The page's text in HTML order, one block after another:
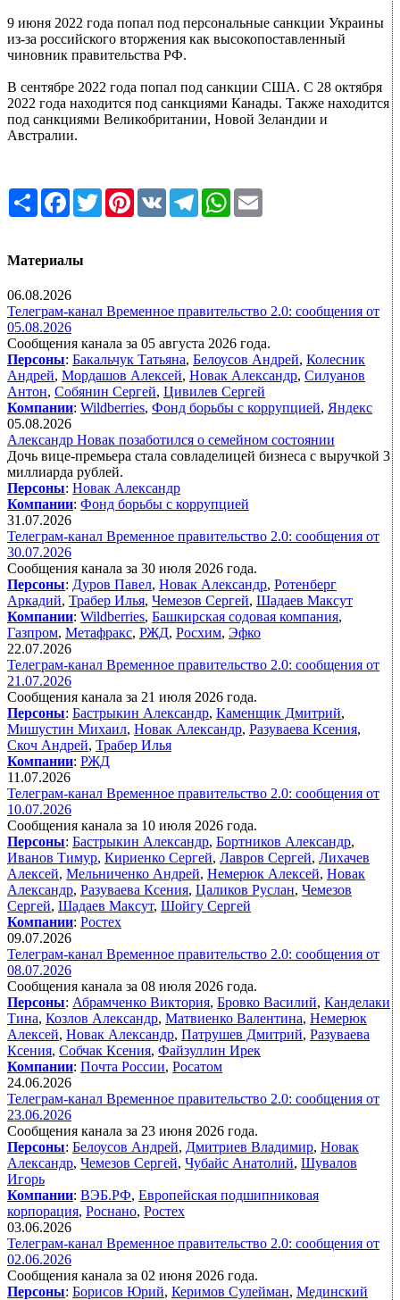
9 июня 2022 года попал под персональные санкции Украины
из-за российского вторжения как высокопоставленный
чиновник правительства РФ.
В сентябре 2022 года попал под санкции США. С 28 октября
2022 года находится под санкциями Канады. Также находится
под санкциями Великобритании, Новой Зеландии и
Австралии.
Share Facebook
TwitterPinterest
VK TelegramWhatsApp
Материалы
06.08.2026
Телеграм-канал Временное правительство 2.0: сообщения от
05.08.2026
Сообщения канала за 05 августа 2026 года.
Персоны: Бакальчук Татьяна, Белоусов Андрей, Колесник
Андрей, Мордашов Алексей, Новак Александр, Силуанов
Антон, Собянин Сергей, Цивилев Сергей
Компании: Wildberries, Фонд борьбы с коррупцией, Яндекс
05.08.2026
Александр Новак позаботился о семейном состоянии
Дочь вице-премьера стала совладелицей бизнеса с выручкой 3
миллиарда рублей.
Персоны: Новак Александр
Компании: Фонд борьбы с коррупцией
31.07.2026
Телеграм-канал Временное правительство 2.0: сообщения от
30.07.2026
Сообщения канала за 30 июля 2026 года.
Персоны: Дуров Павел, Новак Александр, Ротенберг
Аркадий, Трабер Илья, Чемезов Сергей, Шадаев Максут
Компании: Wildberries, Башкирская содовая компания,
Газпром, Метафракс, РЖД, Росхим, Эфко
22.07.2026
Телеграм-канал Временное правительство 2.0: сообщения от
21.07.2026
Сообщения канала за 21 июля 2026 года.
Персоны: Бастрыкин Александр, Каменщик Дмитрий,
Мишустин Михаил, Новак Александр, Разуваева Ксения,
Скоч Андрей, Трабер Илья
Компании: РЖД
11.07.2026
Телеграм-канал Временное правительство 2.0: сообщения от
10.07.2026
Сообщения канала за 10 июля 2026 года.
Персоны: Бастрыкин Александр, Бортников Александр,
Иванов Тимур, Кириенко Сергей, Лавров Сергей, Лихачев
Алексей, Мельниченко Андрей, Немерюк Алексей, Новак
Александр, Разуваева Ксения, Цаликов Руслан, Чемезов
Сергей, Шадаев Максут, Шойгу Сергей
Компании: Ростех
09.07.2026
Телеграм-канал Временное правительство 2.0: сообщения от
08.07.2026
Сообщения канала за 08 июля 2026 года.
Персоны: Абрамченко Виктория, Бровко Василий, Канделаки
Тина, Козлов Александр, Матвиенко Валентина, Немерюк
Алексей, Новак Александр, Патрушев Дмитрий, Разуваева
Ксения, Собчак Ксения, Файзуллин Ирек
Компании: Почта России, Росатом
24.06.2026
Телеграм-канал Временное правительство 2.0: сообщения от
23.06.2026
Сообщения канала за 23 июня 2026 года.
Персоны: Белоусов Андрей, Дмитриев Владимир, Новак
Александр, Чемезов Сергей, Чубайс Анатолий, Шувалов
Игорь
Компании: ВЭБ.РФ, Европейская подшипниковая
корпорация, Роснано, Ростех
03.06.2026
Телеграм-канал Временное правительство 2.0: сообщения от
02.06.2026
Сообщения канала за 02 июня 2026 года.
Персоны: Борисов Юрий, Керимов Сулейман, Мединский